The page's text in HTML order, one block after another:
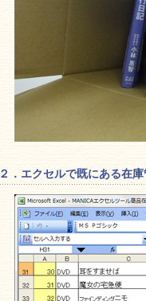
２．エクセルで既にある在